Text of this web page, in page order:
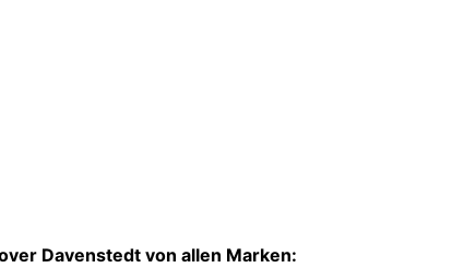
Davenstedt von allen Marken: